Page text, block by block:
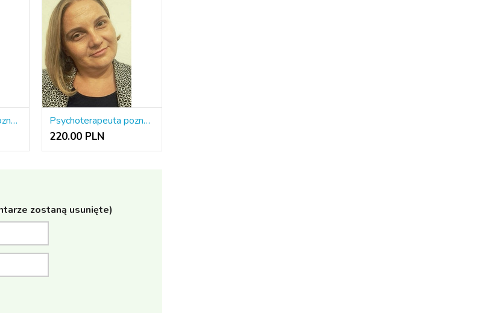
Psychoterapeuta poznawczo-behawioralny ONLINE Psychoterapeuta poznawczo-behawioralny ONLINE
220.00 PLN
zostaną usunięte)